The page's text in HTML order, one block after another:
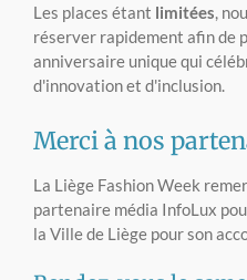
Les places étant limitées,
réserver rapidement afin de
anniversaire unique qui
d'innovation et d'inclusion.
Merci à nos
La Liège Fashion Week
partenaire média InfoLux
la Ville de Liège pour son